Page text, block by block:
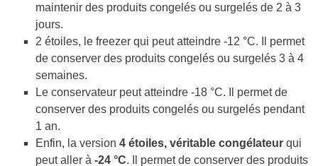
maintenir des produits congelés ou surgelés de 2 à 3
jours.
2 étoiles, le freezer qui peut atteindre -12 °C. Il permet
de conserver des produits congelés ou surgelés 3 à 4
semaines.
Le conservateur peut atteindre -18 °C. Il permet de
conserver des produits congelés ou surgelés pendant
1 an.
Enfin, la version 4 étoiles, véritable congélateur qui
peut aller à -24 °C. Il permet de conserver des produits